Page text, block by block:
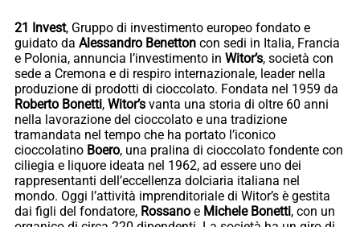
21 Invest, Gruppo di investimento europeo fondato e
guidato da Alessandro Benetton con sedi in Italia, Francia
e Polonia, annuncia l’investimento in Witor’s, società con
sede a Cremona e di respiro internazionale, leader nella
produzione di prodotti di cioccolato. Fondata nel 1959 da
Roberto Bonetti, Witor’s vanta una storia di oltre 60 anni
nella lavorazione del cioccolato e una tradizione
tramandata nel tempo che ha portato l’iconico
cioccolatino Boero, una pralina di cioccolato fondente con
ciliegia e liquore ideata nel 1962, ad essere uno dei
rappresentanti dell’eccellenza dolciaria italiana nel
mondo. Oggi l’attività imprenditoriale di Witor’s è gestita
dai figli del fondatore, Rossano e Michele Bonetti, con un